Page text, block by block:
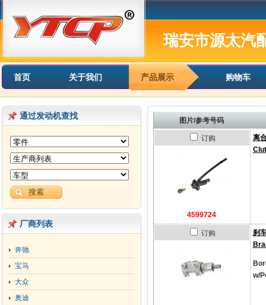
瑞安市源太汽
首页 关于我们 产品展示 购物车
图片/参考号码
订购
4599724
离
订购
刹
w/
通过发动机查找
厂商列表
奔驰
宝马
大众
奥迪